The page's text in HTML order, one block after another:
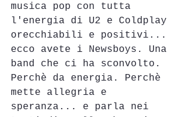
musica pop con tutta
l'energia di U2 e Coldplay
orecchiabili e positivi...
ecco avete i Newsboys. Una
band che ci ha sconvolto.
Perchè da energia. Perchè
mette allegria e
speranza... e parla nei